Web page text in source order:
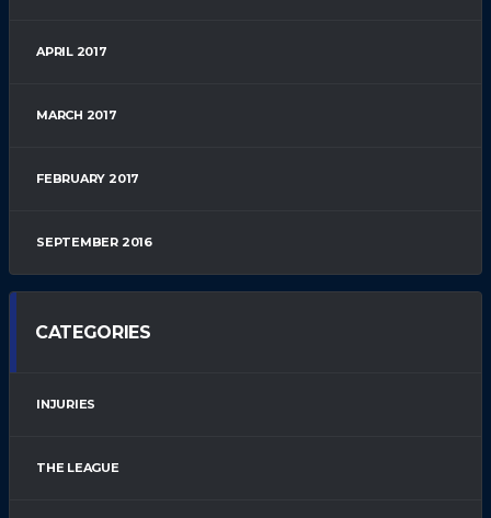
APRIL 2017
MARCH 2017
FEBRUARY 2017
SEPTEMBER 2016
CATEGORIES
INJURIES
THE LEAGUE